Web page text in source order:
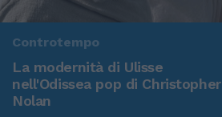
Controtempo
La modernità di Ulisse
nell'Odissea pop di Christopher
Nolan